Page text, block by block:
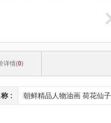
详情(0)
: 朝鲜精品人物油画 荷花仙